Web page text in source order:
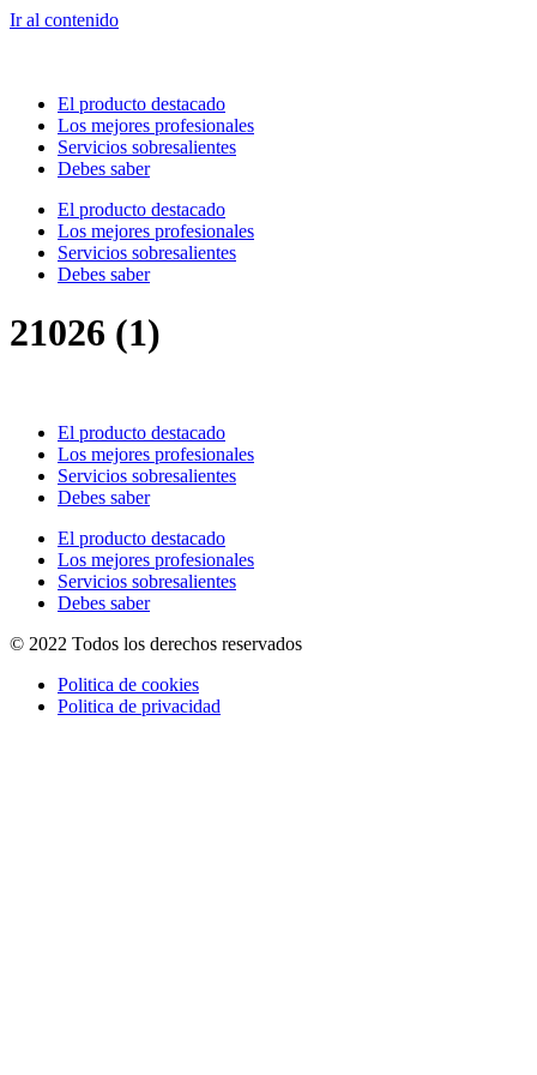
Ir al contenido
El producto destacado
Los mejores profesionales
Servicios sobresalientes
Debes saber
El producto destacado
Los mejores profesionales
Servicios sobresalientes
Debes saber
21026 (1)
El producto destacado
Los mejores profesionales
Servicios sobresalientes
Debes saber
El producto destacado
Los mejores profesionales
Servicios sobresalientes
Debes saber
© 2022 Todos los derechos reservados
Politica de cookies
Politica de privacidad